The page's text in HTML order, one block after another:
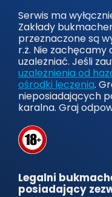
Serwis ma
Zakłady
przeznaczone są
r.ż. Nie
uzależniać. Jeśli
uzależnienia od
ośrodki leczenia.
nieposiadających
karalna. Graj
Legalni
posiadający